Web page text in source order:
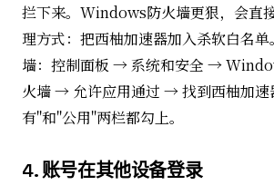
拦下来。Windows防火墙更狠，会直
理方式：把西柚加速器加入杀软白名
墙：控制面板 → 系统和安全 →
火墙 → 允许应用通过 → 找到西柚加速
有"和"公用"两栏都勾上。
4. 账号在其他设备登录